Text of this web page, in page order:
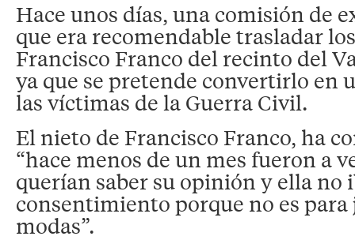
Hace unos días, una comisión de
que era recomendable trasladar
Francisco Franco del recinto del
ya que se pretende convertirlo en
las víctimas de la Guerra Civil.
El nieto de Francisco Franco, ha
“hace menos de un mes fueron a
querían saber su opinión y ella no
consentimiento porque no es para
modas”.